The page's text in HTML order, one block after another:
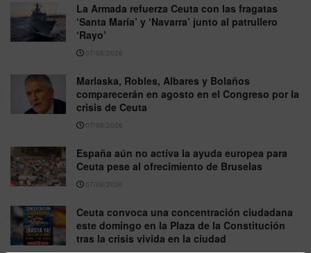
La Armada refuerza Ceuta con las fragatas
‘Santa María’ y ‘Navarra’ junto al patrullero
‘Rayo’
07/08/2026
Marlaska, Robles, Albares y Bolaños
comparecerán en agosto en el Congreso por la
crisis de Ceuta
07/08/2026
España aún no activa la ayuda europea para
Ceuta pese al ofrecimiento de Bruselas
07/08/2026
Ceuta convoca una concentración ciudadana
este domingo en la Plaza de la Constitución
tras la crisis vivida en la ciudad